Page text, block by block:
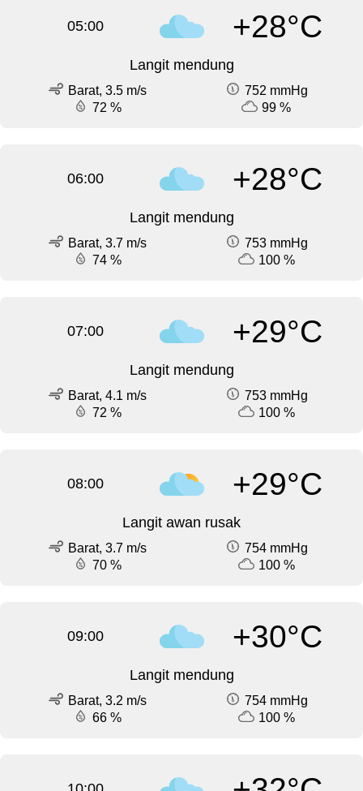
05:00 +28°C
Langit mendung
Barat, 3.5 m/s
752 mmHg
72 %
99 %
06:00 +28°C
Langit mendung
Barat, 3.7 m/s
753 mmHg
74 %
100 %
07:00 +29°C
Langit mendung
Barat, 4.1 m/s
753 mmHg
72 %
100 %
08:00 +29°C
Langit awan rusak
Barat, 3.7 m/s
754 mmHg
70 %
100 %
09:00 +30°C
Langit mendung
Barat, 3.2 m/s
754 mmHg
66 %
100 %